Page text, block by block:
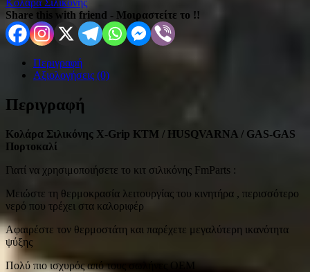
Share this with friend - Μοιραστείτε το !!
Περιγραφή
Αξιολογήσεις (0)
Περιγραφή
Κολάρα Σιλικόνης X-Grip KTM / HUSQVARNA / GAS-GAS
Πορτοκαλί
Γιατί να χρησιμοποιήσετε το κιτ σιλικόνης FmParts :
Μειώστε τη θερμοκρασία λειτουργίας του κινητήρα , περισσότερο
νερό που τρέχει στα καλοριφέρ
Αφαιρέστε τον θερμοστάτη και παρέχετε μεγαλύτερη ικανότητα
ψύξης
Πολύ πιο ισχυρός από τους σωλήνες OEM